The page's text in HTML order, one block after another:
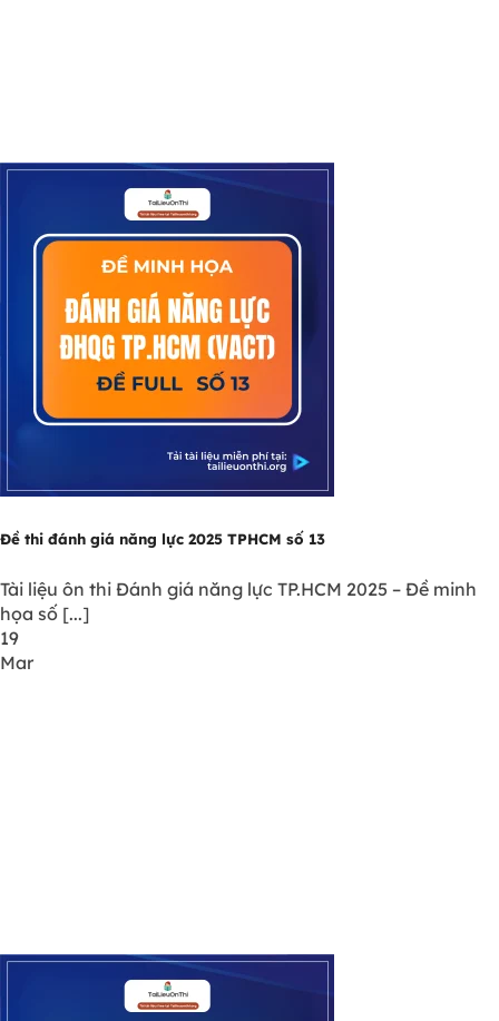
Đề thi đánh giá năng lực 2025 TPHCM số 13
Tài liệu ôn thi Đánh giá năng lực TP.HCM 2025 – Đề minh
họa số [...]
19
Mar